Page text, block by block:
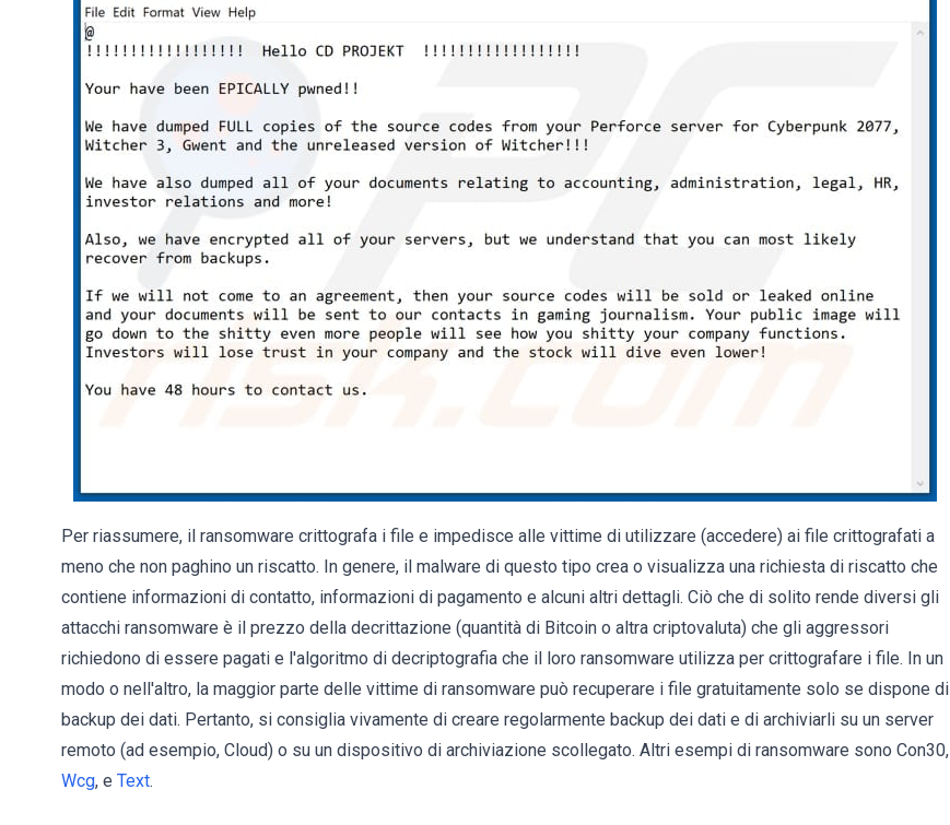
Per riassumere, il ransomware crittografa i file e impedisce alle vittime di utilizzare (accedere) ai file crittografati a
meno che non paghino un riscatto. In genere, il malware di questo tipo crea o visualizza una richiesta di riscatto che
contiene informazioni di contatto, informazioni di pagamento e alcuni altri dettagli. Ciò che di solito rende diversi gli
attacchi ransomware è il prezzo della decrittazione (quantità di Bitcoin o altra criptovaluta) che gli aggressori
richiedono di essere pagati e l'algoritmo di decriptografia che il loro ransomware utilizza per crittografare i file. In un
modo o nell'altro, la maggior parte delle vittime di ransomware può recuperare i file gratuitamente solo se dispone di
backup dei dati. Pertanto, si consiglia vivamente di creare regolarmente backup dei dati e di archiviarli su un server
remoto (ad esempio, Cloud) o su un dispositivo di archiviazione scollegato. Altri esempi di ransomware sono Con30,
Wcg, e Text.